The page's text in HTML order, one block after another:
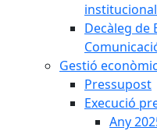
institucional
Decàleg de
Gestió
Pressupost
Execució
Any